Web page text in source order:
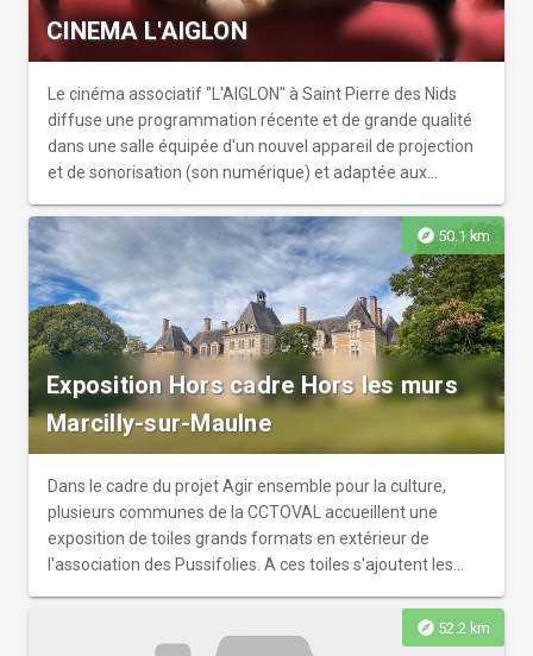
BD, couture… La proximité de l’école permet aussi de très
belles rencontres entre enseignants, petits Condéens et
artistes. Évoquons aussi la section « Beaux-Arts » de l’ASL
qui propose régulièrement à des « jeunes » artistes
d’exposer pour la première fois. La prochaine exposition
est composée d'oeuvres de Jean-Claire Lelièvre intutilée
"Résistance ?" A découvrir les jours et heures d'ouverture
CINEMA L'AIGLON
Le cinéma associatif "L'AIGLON" à Saint Pierre des Nids
diffuse une programmation récente et de grande qualité
dans une salle équipée d'un nouvel appareil de projection
et de sonorisation (son numérique) et adaptée aux
explore 50.1 km
Exposition Hors cadre Hors les murs
Marcilly-sur-Maulne
Dans le cadre du projet Agir ensemble pour la culture,
plusieurs communes de la CCTOVAL accueillent une
exposition de toiles grands formats en extérieur de
l'association des Pussifolies. A ces toiles s'ajoutent les
des ateliers de peinture avec l'artiste Patrice Naturel sur le
thème "Quelle(s) culture(s) sur mon territoire ?". Cette
explore 52.2 km